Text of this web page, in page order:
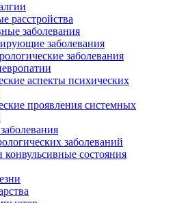
расстройства
заболевания
заболевания
заболевания
аспекты психических
проявления системных
заболеваний
состояния